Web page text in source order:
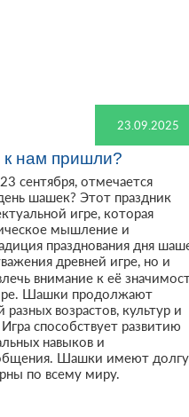
23.09.2025
нам пришли?
сентября, отмечается
шашек? Этот праздник
игре, которая
мышление и
празднования дня
древней игре, но и
внимание к её
Шашки продолжают
возрастов, культур и
способствует развитию
навыков и
Шашки имеют
по всему миру.